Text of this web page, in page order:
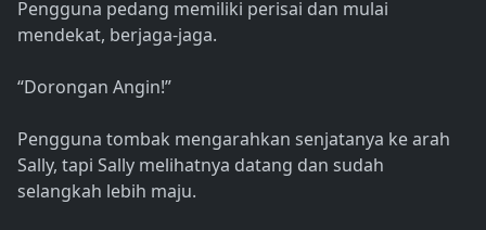
Pengguna pedang memiliki perisai dan mulai
mendekat, berjaga-jaga.
“Dorongan Angin!”
Pengguna tombak mengarahkan senjatanya ke arah
Sally, tapi Sally melihatnya datang dan sudah
selangkah lebih maju.